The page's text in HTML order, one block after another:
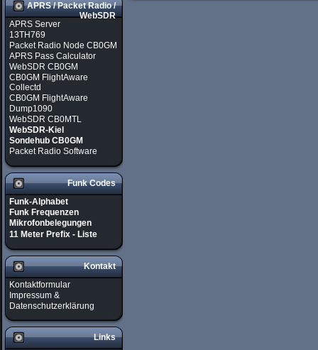
APRS / Packet Radio /
WebSDR
APRS Server
13TH769
Packet Radio Node CB0GM
APRS Pass Calculator
WebSDR CB0GM
CB0GM FlightAware
Collectd
CB0GM FlightAware
Dump1090
WebSDR CB0MTL
WebSDR-Kiel
Sondehub CB0GM
Packet Radio Software
Funk Codes
Funk-Alphabet
Funk Frequenzen
Mikrofonbelegungen
11 Meter Prefix - Liste
Kontakt
Kontaktformular
Impressum &
Datenschutzerklärung
Links